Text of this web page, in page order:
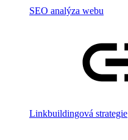
SEO analýza webu
Linkbuildingová strategie